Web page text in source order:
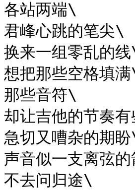
各站两端\
君峰心跳的笔尖\
换来一组零乱的
想把那些空格填
那些音符\
却让吉他的节奏
急切又嘈杂的期
声音似一支离弦
不去问归途\